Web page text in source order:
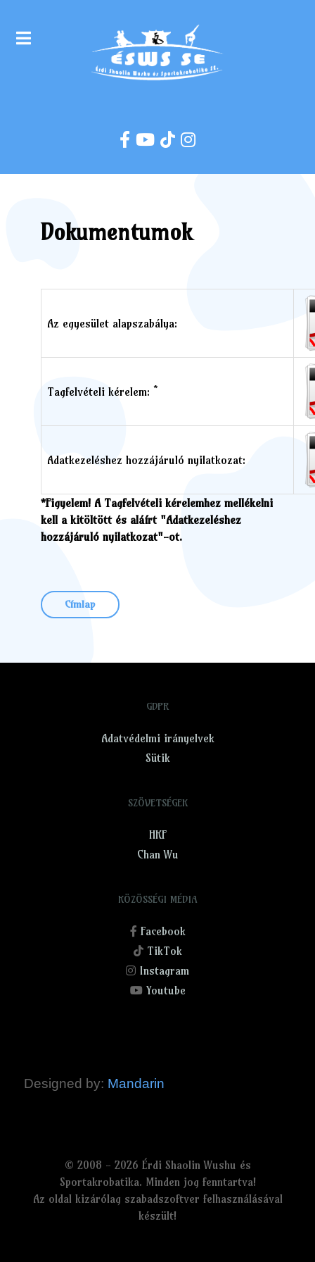
Dokumentumok
Az egyesület alapszabálya:
Tagfelvételi kérelem: *
Adatkezeléshez hozzájáruló nyilatkozat:
*Figyelem! A Tagfelvételi kérelemhez mellékelni
kell a kitöltött és aláírt "Adatkezeléshez
hozzájáruló nyilatkozat"-ot.
Címlap
GDPR
Adatvédelmi irányelvek
Sütik
SZÖVETSÉGEK
HKF
Chan Wu
KÖZÖSSÉGI MÉDIA
Facebook
TikTok
Instagram
Youtube
Designed by: Mandarin
© 2008 - 2026 Érdi Shaolin Wushu és
Sportakrobatika. Minden jog fenntartva!
Az oldal kizárólag szabadszoftver felhasználásával
készült!